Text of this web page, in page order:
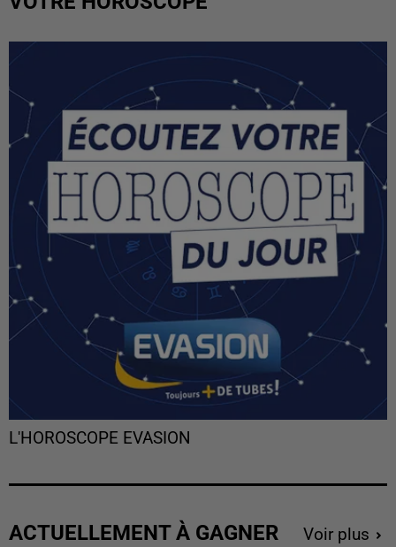
L'HOROSCOPE EVASION
ACTUELLEMENT À GAGNER Voir plus